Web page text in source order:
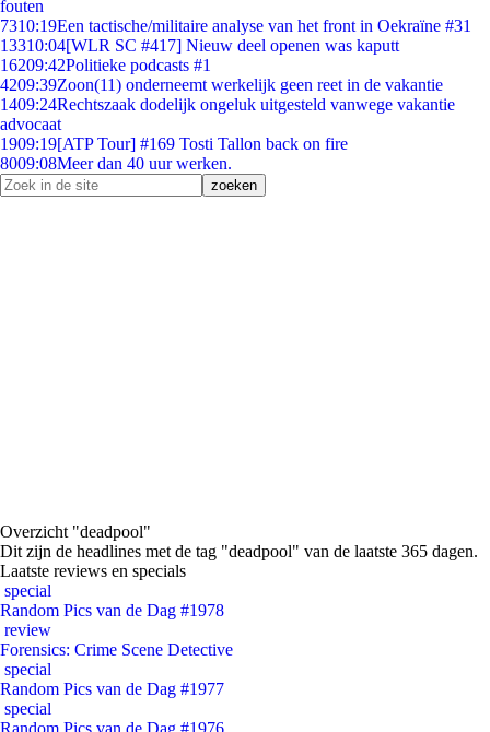
fouten
7310:19Een tactische/militaire analyse van het front in Oekraïne #31
13310:04[WLR SC #417] Nieuw deel openen was kaputt
16209:42Politieke podcasts #1
4209:39Zoon(11) onderneemt werkelijk geen reet in de vakantie
1409:24Rechtszaak dodelijk ongeluk uitgesteld vanwege vakantie
advocaat
1909:19[ATP Tour] #169 Tosti Tallon back on fire
8009:08Meer dan 40 uur werken.
Overzicht "deadpool"
Dit zijn de headlines met de tag "deadpool" van de laatste 365 dagen.
Laatste reviews en specials
special
Random Pics van de Dag #1978
review
Forensics: Crime Scene Detective
special
Random Pics van de Dag #1977
special
Random Pics van de Dag #1976